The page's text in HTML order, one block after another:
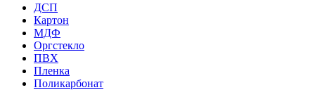
ДСП
Картон
МДФ
Оргстекло
ПВХ
Пленка
Поликарбонат